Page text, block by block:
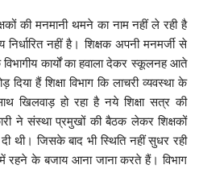
की मनमानी थमने का नाम नहीं ले रही है
नहीं है। शिक्षक अपनी मनमर्जी से
कार्यों का हवाला देकर स्कूलनह आते
हैं शिक्षा विभाग कि लाचरी व्यवस्था के
खिलवाड़ हो रहा है नये शिक्षा सत्र की
ने संस्था प्रमुखों की बैठक लेकर शिक्षकों
थी। जिसके बाद भी स्थिति नहीं सुधर रही
रहने के बजाय आना जाना करते हैं। विभाग